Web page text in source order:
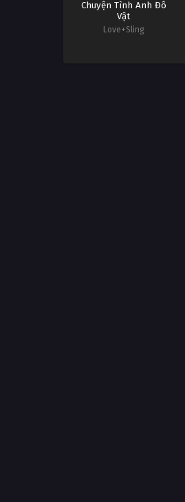
Chuyện Tình Anh Đô
Vật
Love+Sling